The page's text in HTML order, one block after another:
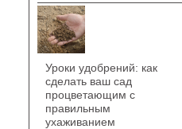
Уроки удобрений: как
сделать ваш сад
процветающим с
правильным
ухаживанием